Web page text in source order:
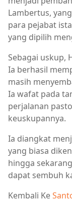
Lambertus,
para pejabat
yang dipilih
Sebagai uskup,
Ia berhasil
masih
Ia wafat pada
perjalanan
keuskupannya.
Ia diangkat
yang biasa
hingga
dapat sembuh
Kembali Ke